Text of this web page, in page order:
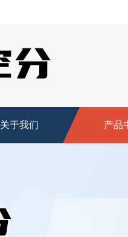
关于我们 产品